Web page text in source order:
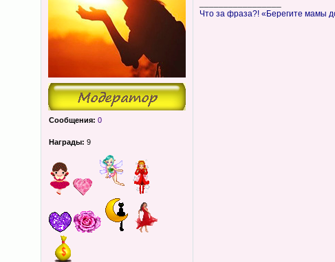
Сообщения: 0
Награды: 9
Что за фраза?! «Берегите